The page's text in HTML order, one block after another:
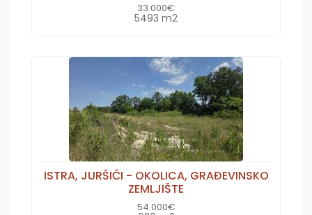
33.000€
5493 m2
ISTRA, JURŠIĆI - OKOLICA, GRAĐEVINSKO
ZEMLJIŠTE
54.000€